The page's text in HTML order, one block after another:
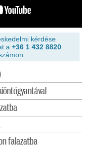
falazatba
kérdése
a +36 1 432 8820